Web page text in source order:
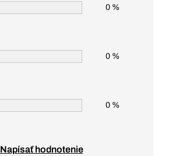
0 %
0 %
0 %
Napísať hodnotenie